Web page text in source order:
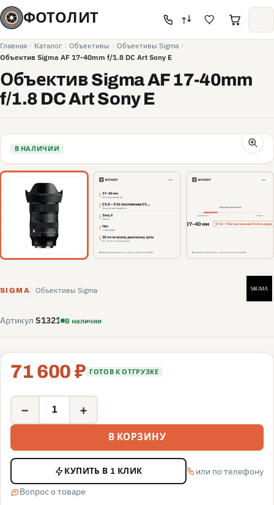
ФОТОЛИТ
Главная Каталог Объективы
Объективы Sigma
Объектив Sigma AF 17-40mm f/1.8 DC Art Sony E
Объектив Sigma AF 17-40mm
f/1.8 DC Art Sony E
В НАЛИЧИИ
SIGMA Объективы Sigma S
Артикул S1321 В наличии
71 600 ₽ ГОТОВ К ОТГРУЗКЕ
− +
В КОРЗИНУ
КУПИТЬ В 1 КЛИК
или по телефону
Вопрос о товаре